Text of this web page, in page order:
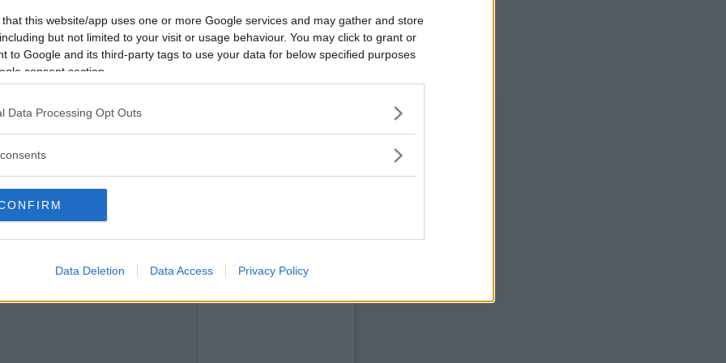
that this website/app uses one or more Google services and may gather and store
but not limited to your visit or usage behaviour. You may click to grant or
to Google and its third-party tags to use your data for below specified purposes
consent section.
Data Processing Opt Outs
Data Deletion Data Access Privacy Policy
2020-10-14 21:33
2020-10-17 00:44
Vill du bli
medlem?